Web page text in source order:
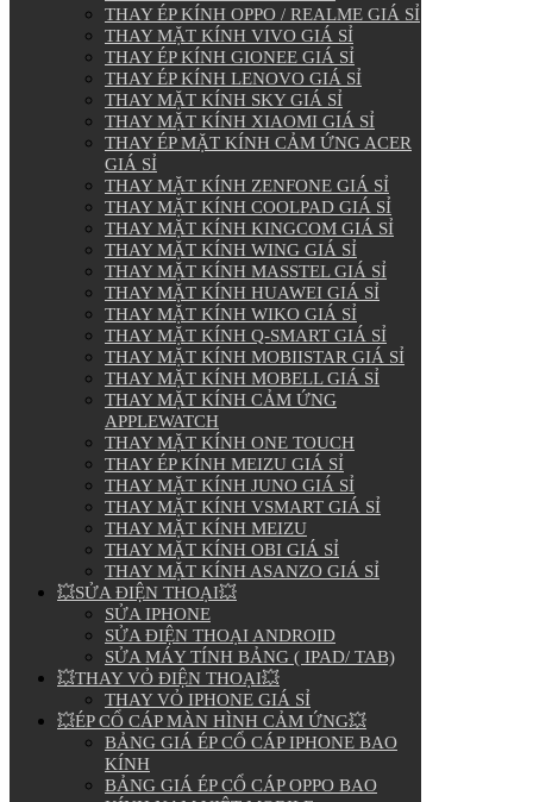
THAY ÉP KÍNH OPPO / REALME GIÁ SỈ
THAY MẶT KÍNH VIVO GIÁ SỈ
THAY ÉP KÍNH GIONEE GIÁ SỈ
THAY ÉP KÍNH LENOVO GIÁ SỈ
THAY MẶT KÍNH SKY GIÁ SỈ
THAY MẶT KÍNH XIAOMI GIÁ SỈ
THAY ÉP MẶT KÍNH CẢM ỨNG ACER
GIÁ SỈ
THAY MẶT KÍNH ZENFONE GIÁ SỈ
THAY MẶT KÍNH COOLPAD GIÁ SỈ
THAY MẶT KÍNH KINGCOM GIÁ SỈ
THAY MẶT KÍNH WING GIÁ SỈ
THAY MẶT KÍNH MASSTEL GIÁ SỈ
THAY MẶT KÍNH HUAWEI GIÁ SỈ
THAY MẶT KÍNH WIKO GIÁ SỈ
THAY MẶT KÍNH Q-SMART GIÁ SỈ
THAY MẶT KÍNH MOBIISTAR GIÁ SỈ
THAY MẶT KÍNH MOBELL GIÁ SỈ
THAY MẶT KÍNH CẢM ỨNG
APPLEWATCH
THAY MẶT KÍNH ONE TOUCH
THAY ÉP KÍNH MEIZU GIÁ SỈ
THAY MẶT KÍNH JUNO GIÁ SỈ
THAY MẶT KÍNH VSMART GIÁ SỈ
THAY MẶT KÍNH MEIZU
THAY MẶT KÍNH OBI GIÁ SỈ
THAY MẶT KÍNH ASANZO GIÁ SỈ
💥SỬA ĐIỆN THOẠI💥
SỬA IPHONE
SỬA ĐIỆN THOẠI ANDROID
SỬA MÁY TÍNH BẢNG ( IPAD/ TAB)
💥THAY VỎ ĐIỆN THOẠI💥
THAY VỎ IPHONE GIÁ SỈ
💥ÉP CỔ CÁP MÀN HÌNH CẢM ỨNG💥
BẢNG GIÁ ÉP CỔ CÁP IPHONE BAO
KÍNH
BẢNG GIÁ ÉP CỔ CÁP OPPO BAO